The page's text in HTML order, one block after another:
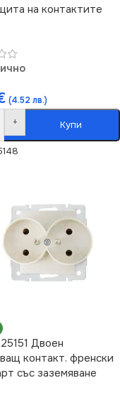
на контактите
(4.52 лв.)
+ Купи
Двоен
контакт. френски
със заземяване